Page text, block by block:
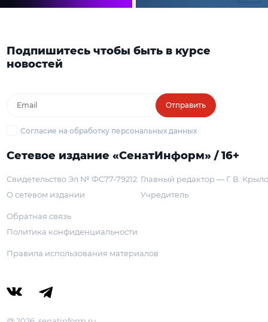
Подпишитесь чтобы быть в курсе
новостей
Отправить
Согласие на обработку персональных данных
Сетевое издание «СенатИнформ» / 16+
Свидетельство Эл № ФС77-79212
О сетевом издании
Главный редактор — Г. В.
Учредитель
Обратная связь
Политика конфиденциальности
Правила использования материалов